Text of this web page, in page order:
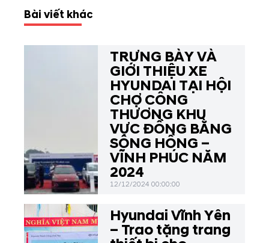
Bài viết khác
TRƯNG BÀY VÀ
GIỚI THIỆU XE
HYUNDAI TẠI HỘI
CHỢ CÔNG
THƯƠNG KHU
VỰC ĐỒNG BẰNG
SÔNG HỒNG –
VĨNH PHÚC NĂM
2024
12/12/2024 00:00:00
Hyundai Vĩnh Yên
– Trao tặng trang